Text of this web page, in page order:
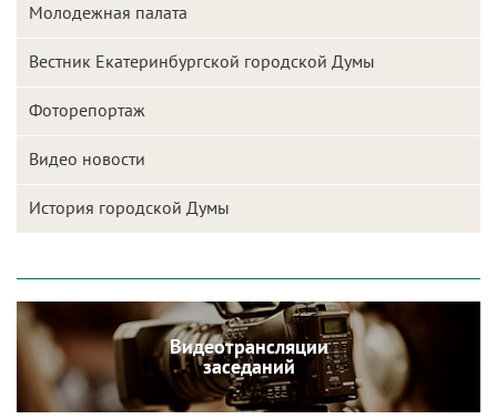
Молодежная палата
Вестник Екатеринбургской городской Думы
Фоторепортаж
Видео новости
История городской Думы
Видеотрансляции
заседаний